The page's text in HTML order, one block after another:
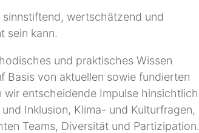
wertschätzend und
sein kann.
und praktisches Wissen
Basis von aktuellen sowie fundierten
entscheidende Impulse hinsichtlich
Inklusion, Klima- und Kulturfragen,
Teams, Diversität und Partizipation.